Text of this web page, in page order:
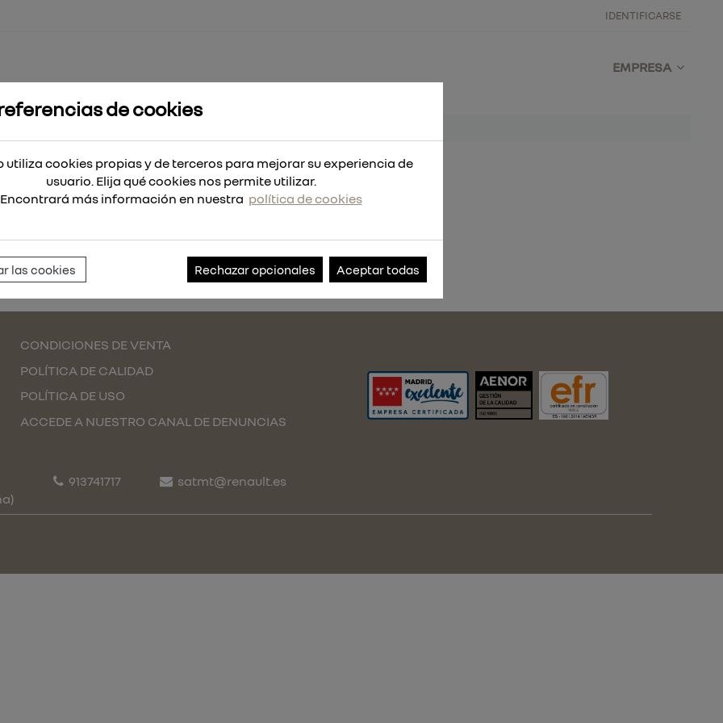
IDENTIFICARSE
EMPRESA
poliuretano de alta visibilid
de alta visibilid
CONDICIONES DE VENTA
POLÍTICA DE CALIDAD
POLÍTICA DE USO
ACCEDE A NUESTRO CANAL DE DENUNCIAS
913741717 satmt@renault.es
de cookies
utiliza cookies propias y de terceros para mejorar su experiencia de
usuario. Elija qué cookies nos permite utilizar.
Encontrará más información en nuestra política de cookies
las cookies Rechazar opcionales Aceptar todas